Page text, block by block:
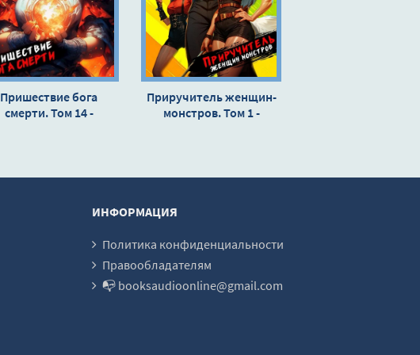
Пришествие бога
смерти. Том 14 -
Приручитель женщин-
монстров. Том 1 -
ИНФОРМАЦИЯ
Политика конфиденциальности
Правообладателям
📭 booksaudioonline@gmail.com